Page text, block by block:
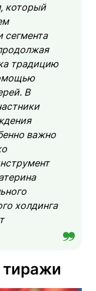
который
сегмента
традицию
В
важно
холдинга
тиражи